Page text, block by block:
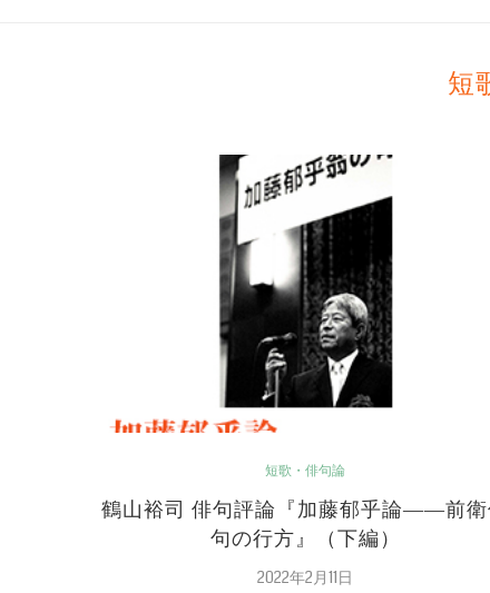
短
短歌・俳句論
鶴山裕司 俳句評論『加藤郁乎論――前
句の行方』（下編）
2022年2月11日